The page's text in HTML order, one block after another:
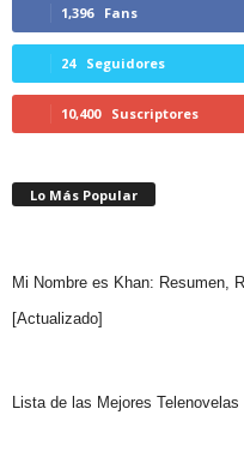
1,396 Fans
24 Seguidores
10,400 Suscriptores
Lo Más Popular
Mi Nombre es Khan: Resumen,
[Actualizado]
Lista de las Mejores